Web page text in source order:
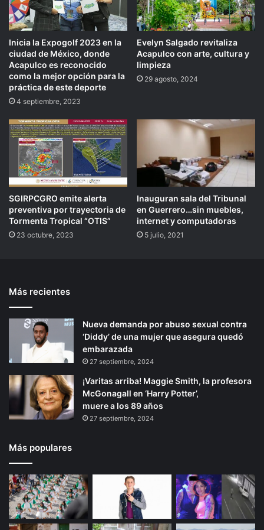
Inicia la Expogolf 2023 en la
ciudad de México, donde
Acapulco es reconocido
como la mejor opción para la
práctica de este deporte
4 septiembre, 2023
Evelyn Salgado revitaliza
Acapulco con arte, cultura y
limpieza
29 agosto, 2024
SGIRPCGRO emite alerta
preventiva por trayectoria de
Tormenta Tropical “OTIS”
23 octubre, 2023
Inauguran sala del Tribunal
en Guerrero…sin muebles,
internet y computadoras
5 julio, 2021
Más recientes
Nueva demanda por abuso sexual contra
‘Diddy’ de una mujer que asegura quedó
embarazada
27 septiembre, 2024
¡Varitas arriba! Maggie Smith, la profesora
McGonagall en ‘Harry Potter’,
muere a los 89 años
27 septiembre, 2024
Más populares